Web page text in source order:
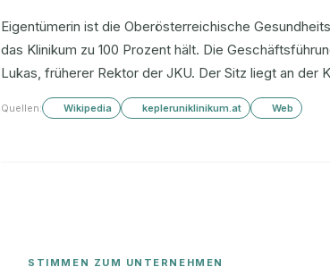
Eigentümerin ist die Oberösterreichische
das Klinikum zu 100 Prozent hält. Die
Lukas, früherer Rektor der JKU. Der Sitz liegt an der
Quellen: Wikipedia kepleruniklinikum.at Web